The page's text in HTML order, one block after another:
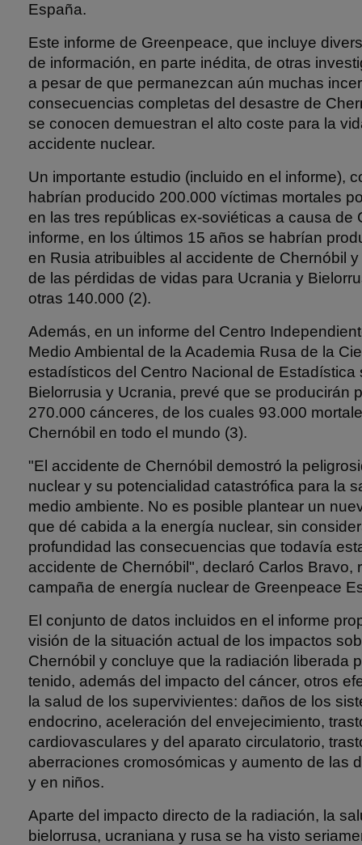
España.
Este informe de Greenpeace, que incluye
de información, en parte inédita, de otras
a pesar de que permanezcan aún muchas
consecuencias completas del desastre de
se conocen demuestran el alto coste para la
accidente nuclear.
Un importante estudio (incluido en el informe),
habrían producido 200.000 víctimas mortales
en las tres repúblicas ex-soviéticas a causa de
informe, en los últimos 15 años se habrían
en Rusia atribuibles al accidente de Chernóbil
de las pérdidas de vidas para Ucrania y
otras 140.000 (2).
Además, en un informe del Centro
Medio Ambiental de la Academia Rusa de la
estadísticos del Centro Nacional de Estadística
Bielorrusia y Ucrania, prevé que se producirán
270.000 cánceres, de los cuales 93.000
Chernóbil en todo el mundo (3).
"El accidente de Chernóbil demostró la
nuclear y su potencialidad catastrófica para la
medio ambiente. No es posible plantear un
que dé cabida a la energía nuclear, sin
profundidad las consecuencias que todavía
accidente de Chernóbil", declaró Carlos Bravo,
campaña de energía nuclear de Greenpeace
El conjunto de datos incluidos en el informe
visión de la situación actual de los impactos
Chernóbil y concluye que la radiación liberada
tenido, además del impacto del cáncer, otros
la salud de los supervivientes: daños de los
endocrino, aceleración del envejecimiento,
cardiovasculares y del aparato circulatorio,
aberraciones cromosómicas y aumento de las
y en niños.
Aparte del impacto directo de la radiación, la
bielorrusa, ucraniana y rusa se ha visto